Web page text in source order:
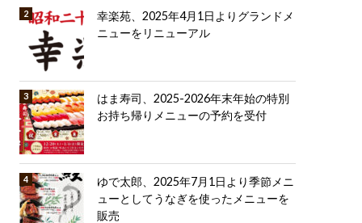
幸楽苑、2025年4月1日よりグランドメ
ニューをリニューアル
はま寿司、2025-2026年末年始の特別
お持ち帰りメニューの予約を受付
ゆで太郎、2025年7月1日より季節メニ
ューとしてうなぎを使ったメニューを
販売